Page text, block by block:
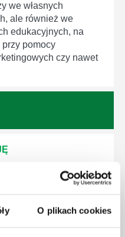
O plikach cookies
we własnych
ale również we
edukacyjnych, na
pomocy
czy nawet
zalicza się